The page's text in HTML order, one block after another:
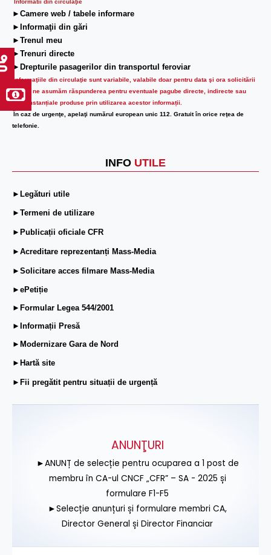
Informatii din circulaţie
►Camere web / tabele informare
►Informaţii din gări
►Trenul meu
►Trenuri directe
►Drepturile pasagerilor din transportul feroviar
Informaţiile din circulaţie sunt variabile, valabile doar pentru data şi ora solicitării
lor.Nu ne asumăm răspunderea pentru eventuale pagube directe, indirecte sau
circumstanțiale produse prin utilizarea acestor informații.
În caz de urgenţe, apelaţi numărul european unic 112. Gratuit în orice reţea de
telefonie.
INFO UTILE
►Legături utile
►Termeni de utilizare
►Publicații oficiale CFR
►Acreditare reprezentanți Mass-Media
►Solicitare acces filmare Mass-Media
►ePetiție
►Formular Legea 544/2001
►Informații Presă
►Modernizare Gara de Nord
►Hartă site
►Fii pregătit pentru situații de urgență
ANUNŢURI
►ANUNȚ de selecție pentru ocuparea a 1 post de
membru în CA-ul CNCF „CFR” – SA - 2025 și
formulare F1-F5
►Selecție anunțuri și formulare membri CA,
Director General și Director Financiar